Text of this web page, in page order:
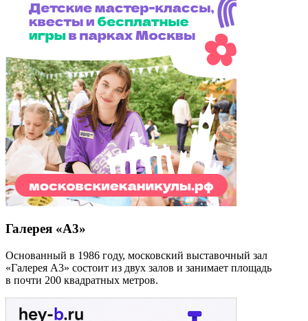
Галерея «А3»
Основанный в 1986 году, московский выставочный зал
«Галерея А3» состоит из двух залов и занимает площадь
в почти 200 квадратных метров.